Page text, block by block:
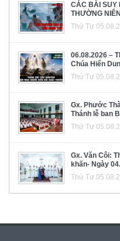
CÁC BÀI SUY
THƯỜNG
Thứ Tư
06.08.2026 –
Chúa Hiển
Thứ Tư
Gx. Phước
Thánh lễ ban
Thứ Tư
Gx. Văn Côi:
khấn- Ngày
Thứ Tư